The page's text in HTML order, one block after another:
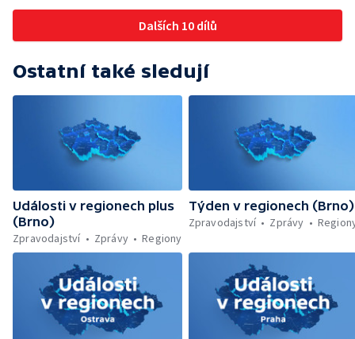
samostatné továrny
Dalších 10 dílů
Ostatní také sledují
Události v regionech plus
(Brno)
Zpravodajství
Zprávy Regiony
Týden v regionech (Brno)
Zpravodajství
Zprávy